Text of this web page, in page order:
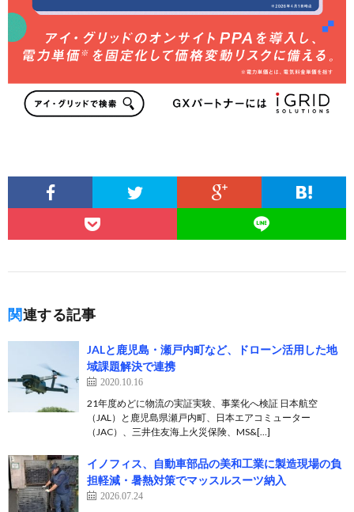
関連する記事
JALと鹿児島・瀬戸内町など、ドローン活用した地
域課題解決で連携
2020.10.16
21年度めどに物流の実証実験、事業化へ検証 日本航空
（JAL）と鹿児島県瀬戸内町、日本エアコミューター
（JAC）、三井住友海上火災保険、MS&[…]
イノフィス、自動車部品の美和工業に製造現場の負
担軽減・暑熱対策でマッスルスーツ納入
2026.07.24